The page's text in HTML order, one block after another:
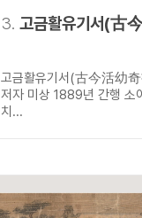
3. 고금활유기서(古
고금활유기서(古今活幼
저자 미상 1889년 간행 소
치...